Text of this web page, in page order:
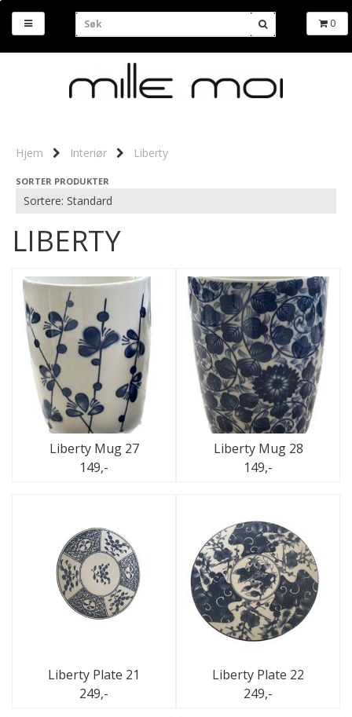
0
Hjem Interiør Liberty
SORTER PRODUKTER
LIBERTY
Liberty Mug 27
149,-
Liberty Mug 28
149,-
Liberty Plate 21
249,-
Liberty Plate 22
249,-